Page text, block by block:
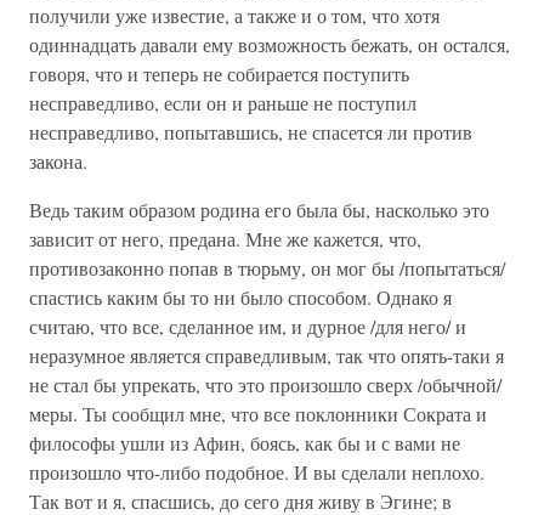
получили уже известие, а также и о том, что хотя
одиннадцать давали ему возможность бежать, он остался,
говоря, что и теперь не собирается поступить
несправедливо, если он и раньше не поступил
несправедливо, попытавшись, не спасется ли против
закона.
Ведь таким образом родина его была бы, насколько это
зависит от него, предана. Мне же кажется, что,
противозаконно попав в тюрьму, он мог бы /попытаться/
спастись каким бы то ни было способом. Однако я
считаю, что все, сделанное им, и дурное /для него/ и
неразумное является справедливым, так что опять-таки я
не стал бы упрекать, что это произошло сверх /обычной/
меры. Ты сообщил мне, что все поклонники Сократа и
философы ушли из Афин, боясь, как бы и с вами не
произошло что-либо подобное. И вы сделали неплохо.
Так вот и я, спасшись, до сего дня живу в Эгине; в